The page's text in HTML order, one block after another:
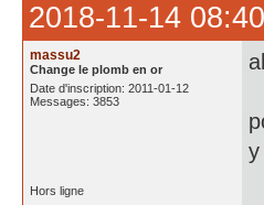
2018-11-14
massu2
Change le plomb en or
Date d'inscription: 2011-01-12
Messages: 3853
y
Hors ligne